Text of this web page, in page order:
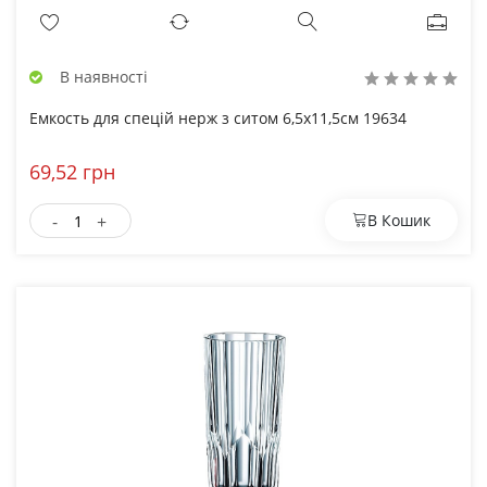
В наявності
Емкость для спецій нерж з ситом 6,5х11,5см 19634
69,52 грн
- + В Кошик